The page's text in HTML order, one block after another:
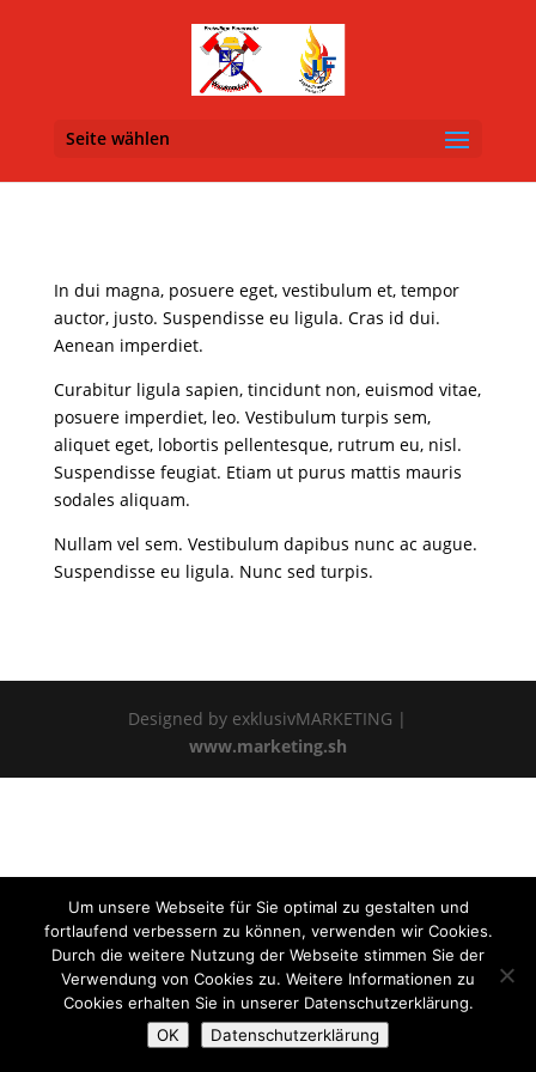
Seite wählen
In dui magna, posuere eget, vestibulum et, tempor
auctor, justo. Suspendisse eu ligula. Cras id dui.
Aenean imperdiet.
Curabitur ligula sapien, tincidunt non, euismod vitae,
posuere imperdiet, leo. Vestibulum turpis sem,
aliquet eget, lobortis pellentesque, rutrum eu, nisl.
Suspendisse feugiat. Etiam ut purus mattis mauris
sodales aliquam.
Nullam vel sem. Vestibulum dapibus nunc ac augue.
Suspendisse eu ligula. Nunc sed turpis.
Designed by exklusivMARKETING |
www.marketing.sh
Um unsere Webseite für Sie optimal zu gestalten und
fortlaufend verbessern zu können, verwenden wir Cookies.
Durch die weitere Nutzung der Webseite stimmen Sie der
Verwendung von Cookies zu. Weitere Informationen zu
Cookies erhalten Sie in unserer Datenschutzerklärung.
OK
Datenschutzerklärung